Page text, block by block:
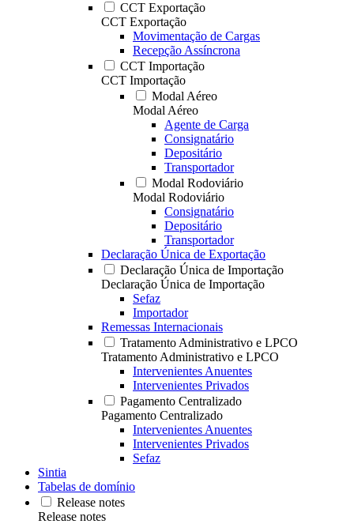
CCT Exportação
CCT Exportação
Movimentação de Cargas
Recepção Assíncrona
CCT Importação
CCT Importação
Modal Aéreo
Modal Aéreo
Agente de Carga
Consignatário
Depositário
Transportador
Modal Rodoviário
Modal Rodoviário
Consignatário
Depositário
Transportador
Declaração Única de Exportação
Declaração Única de Importação
Declaração Única de Importação
Sefaz
Importador
Remessas Internacionais
Tratamento Administrativo e LPCO
Tratamento Administrativo e LPCO
Intervenientes Anuentes
Intervenientes Privados
Pagamento Centralizado
Pagamento Centralizado
Intervenientes Anuentes
Intervenientes Privados
Sefaz
Sintia
Tabelas de domínio
Release notes
Release notes